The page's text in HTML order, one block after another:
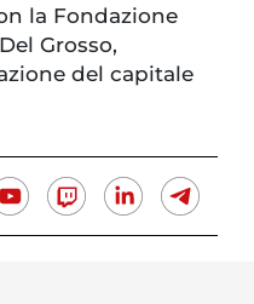
la Fondazione
Grosso,
del capitale